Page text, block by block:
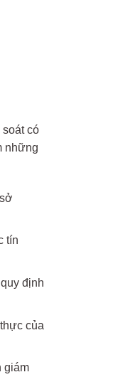
có
những
tín
định
của
giám